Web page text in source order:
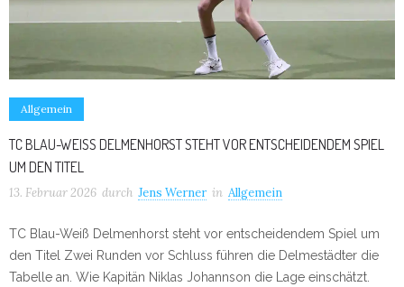
Allgemein
TC BLAU-WEISS DELMENHORST STEHT VOR ENTSCHEIDENDEM SPIEL U
M DEN TITEL
13. Februar 2026 durch Jens Werner in Allgemein
TC Blau-Weiß Delmenhorst steht vor entscheidendem Spiel um
den Titel Zwei Runden vor Schluss führen die Delmestädter die
Tabelle an. Wie Kapitän Niklas Johannson die Lage einschätzt.